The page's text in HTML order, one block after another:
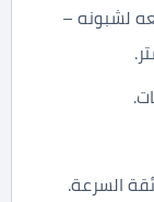
لشبونه –
السرعة.